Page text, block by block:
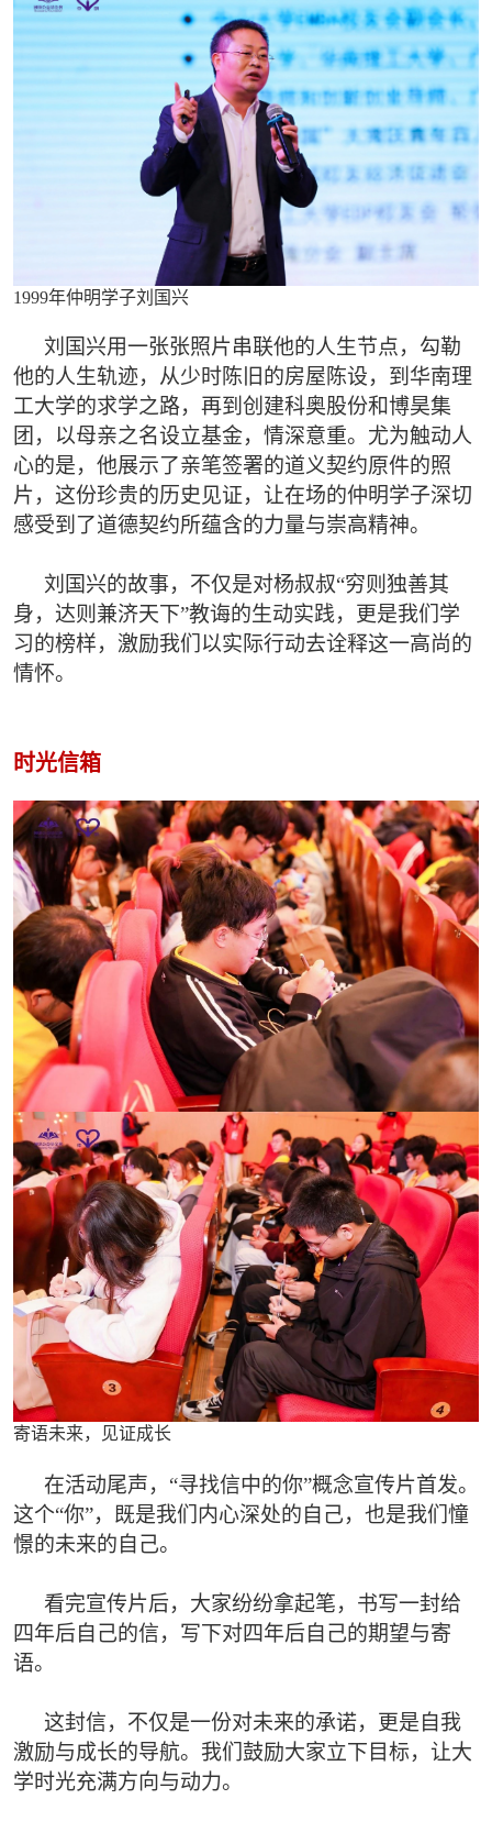
1999年仲明学子刘国兴
刘国兴用一张张照片串联他的人生节点，勾勒
他的人生轨迹，从少时陈旧的房屋陈设，到华南理
工大学的求学之路，再到创建科奥股份和博昊集
团，以母亲之名设立基金，情深意重。尤为触动人
心的是，他展示了亲笔签署的道义契约原件的照
片，这份珍贵的历史见证，让在场的仲明学子深切
感受到了道德契约所蕴含的力量与崇高精神。
刘国兴的故事，不仅是对杨叔叔“穷则独善其
身，达则兼济天下”教诲的生动实践，更是我们学
习的榜样，激励我们以实际行动去诠释这一高尚的
情怀。
时光信箱
寄语未来，见证成长
在活动尾声，“寻找信中的你”概念宣传片首发。
这个“你”，既是我们内心深处的自己，也是我们憧
憬的未来的自己。
看完宣传片后，大家纷纷拿起笔，书写一封给
四年后自己的信，写下对四年后自己的期望与寄
语。
这封信，不仅是一份对未来的承诺，更是自我
激励与成长的导航。我们鼓励大家立下目标，让大
学时光充满方向与动力。